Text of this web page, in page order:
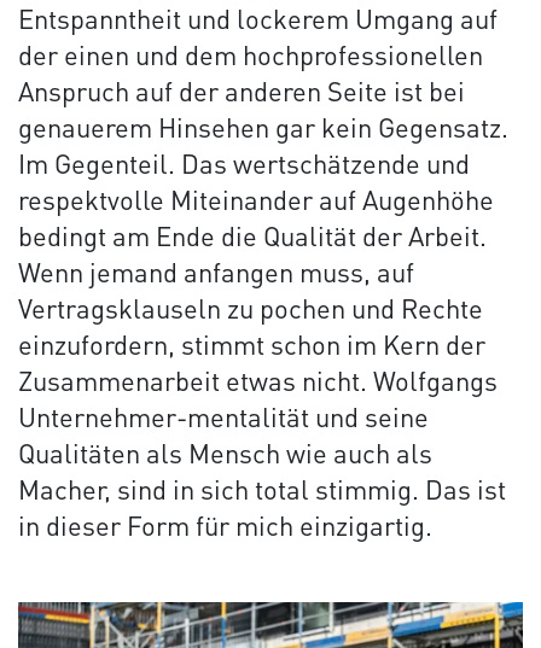
Entspanntheit und lockerem Umgang auf
der einen und dem hochprofessionellen
Anspruch auf der anderen Seite ist bei
genauerem Hinsehen gar kein Gegensatz.
Im Gegenteil. Das wertschätzende und
respektvolle Miteinander auf Augenhöhe
bedingt am Ende die Qualität der Arbeit.
Wenn jemand anfangen muss, auf
Vertragsklauseln zu pochen und Rechte
einzufordern, stimmt schon im Kern der
Zusammenarbeit etwas nicht. Wolfgangs
Unternehmer-mentalität und seine
Qualitäten als Mensch wie auch als
Macher, sind in sich total stimmig. Das ist
in dieser Form für mich einzigartig.